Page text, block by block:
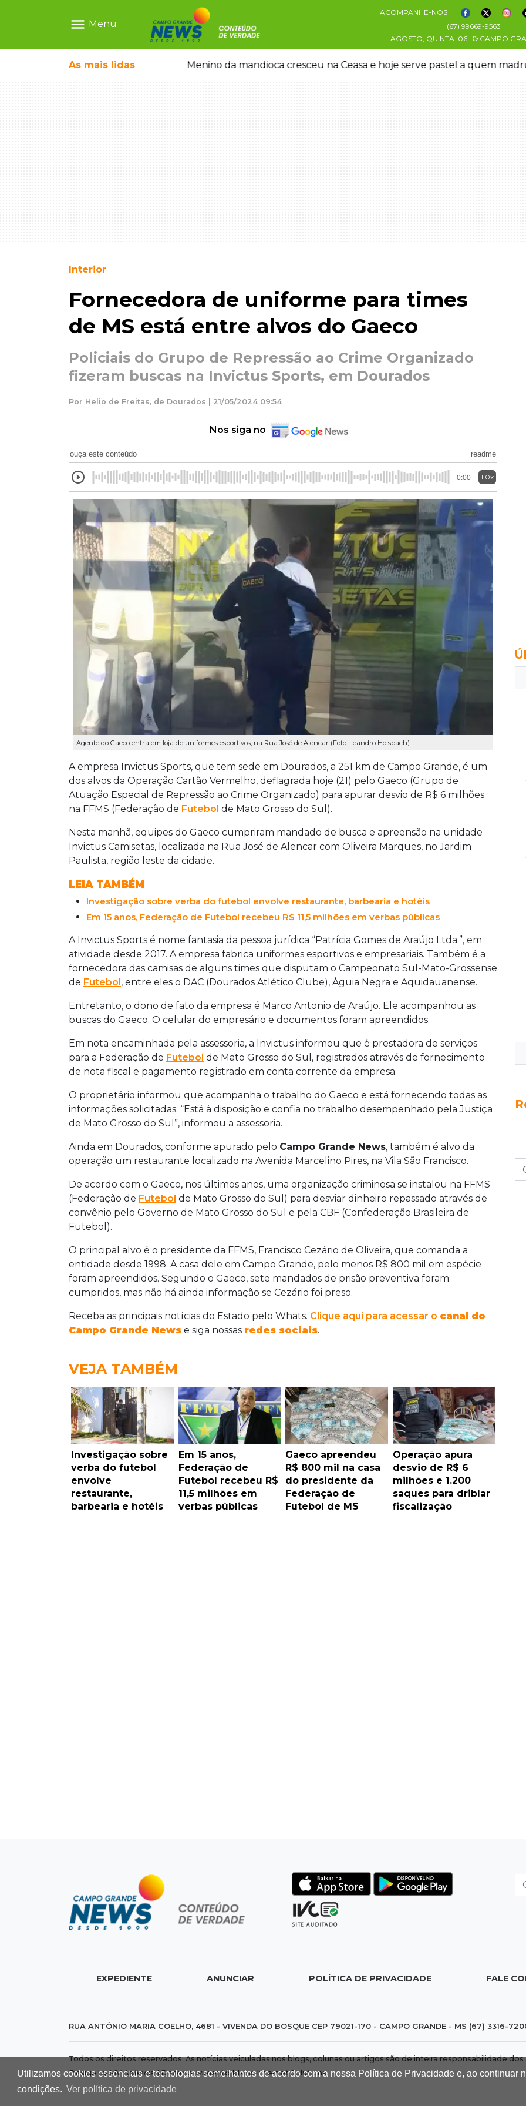
Utilizamos cookies essenciais e tecnologias semelhantes de acordo com a nossa Política de Privacidade e, ao continuar
condições. Ver política de privacidade
menu Menu
ACOMPANHE-NOS
(67) 99669-9563
AGOSTO, QUINTA 06 CAMPO
As mais lidas
mercado ilegal de emagrecedores Menino da mandioca cresceu na Ceasa e hoje serve pastel a quem
Interior
Fornecedora de uniforme para times
de MS está entre alvos do Gaeco
Policiais do Grupo de Repressão ao Crime Organizado
fizeram buscas na Invictus Sports, em Dourados
Por Helio de Freitas, de Dourados | 21/05/2024 09:54
Nos siga no
ouça este conteúdo readme
0:00 1.0x
Agente do Gaeco entra em loja de uniformes esportivos, na Rua José de Alencar (Foto: Leandro Holsbach)
A empresa Invictus Sports, que tem sede em Dourados, a 251 km de Campo Grande, é um
dos alvos da Operação Cartão Vermelho, deflagrada hoje (21) pelo Gaeco (Grupo de
Atuação Especial de Repressão ao Crime Organizado) para apurar desvio de R$ 6 milhões
na FFMS (Federação de Futebol de Mato Grosso do Sul).
Nesta manhã, equipes do Gaeco cumpriram mandado de busca e apreensão na unidade
Invictus Camisetas, localizada na Rua José de Alencar com Oliveira Marques, no Jardim
Paulista, região leste da cidade.
LEIA TAMBÉM
Investigação sobre verba do futebol envolve restaurante, barbearia e hotéis
Em 15 anos, Federação de Futebol recebeu R$ 11,5 milhões em verbas públicas
A Invictus Sports é nome fantasia da pessoa jurídica “Patrícia Gomes de Araújo Ltda.”, em
atividade desde 2017. A empresa fabrica uniformes esportivos e empresariais. Também é a
fornecedora das camisas de alguns times que disputam o Campeonato Sul-Mato-Grossense
de Futebol , entre eles o DAC (Dourados Atlético Clube), Águia Negra e Aquidauanense.
Entretanto, o dono de fato da empresa é Marco Antonio de Araújo. Ele acompanhou as
buscas do Gaeco. O celular do empresário e documentos foram apreendidos.
Em nota encaminhada pela assessoria, a Invictus informou que é prestadora de serviços
para a Federação de Futebol de Mato Grosso do Sul, registrados através de fornecimento
de nota fiscal e pagamento registrado em conta corrente da empresa.
O proprietário informou que acompanha o trabalho do Gaeco e está fornecendo todas as
informações solicitadas. “Está à disposição e confia no trabalho desempenhado pela Justiça
de Mato Grosso do Sul”, informou a assessoria.
Ainda em Dourados, conforme apurado pelo Campo Grande News, também é alvo da
operação um restaurante localizado na Avenida Marcelino Pires, na Vila São Francisco.
De acordo com o Gaeco, nos últimos anos, uma organização criminosa se instalou na FFMS
(Federação de Futebol de Mato Grosso do Sul) para desviar dinheiro repassado através de
convênio pelo Governo de Mato Grosso do Sul e pela CBF (Confederação Brasileira de
Futebol).
O principal alvo é o presidente da FFMS, Francisco Cezário de Oliveira, que comanda a
entidade desde 1998. A casa dele em Campo Grande, pelo menos R$ 800 mil em espécie
foram apreendidos. Segundo o Gaeco, sete mandados de prisão preventiva foram
cumpridos, mas não há ainda informação se Cezário foi preso.
Receba as principais notícias do Estado pelo Whats. Clique aqui para acessar o canal do
Campo Grande News e siga nossas redes sociais.
VEJA TAMBÉM
Investigação sobre
verba do futebol
envolve
restaurante,
barbearia e hotéis
Em 15 anos,
Federação de
Futebol recebeu R$
11,5 milhões em
verbas públicas
Gaeco apreendeu
R$ 800 mil na casa
do presidente da
Federação de
Futebol de MS
Operação apura
desvio de R$ 6
milhões e 1.200
saques para driblar
fiscalização
EXPEDIENTE ANUNCIAR POLÍTICA DE PRIVACIDADE FALE
RUA ANTÔNIO MARIA COELHO, 4681 - VIVENDA DO BOSQUE CEP 79021-170 - CAMPO GRANDE - MS (67) 3316-
Todos os direitos reservados. As notícias veiculadas nos blogs, colunas ou artigos são de inteira responsabilidade
Design by MV Agência | DesenvolvimentoIdalus Internet Solutions.